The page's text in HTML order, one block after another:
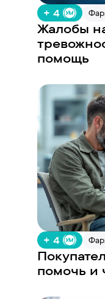
+ 4
Жалобы
помощь
+ 4
помочь и